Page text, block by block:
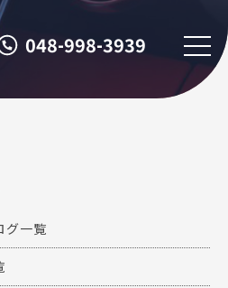
048-998-3939
グ一覧